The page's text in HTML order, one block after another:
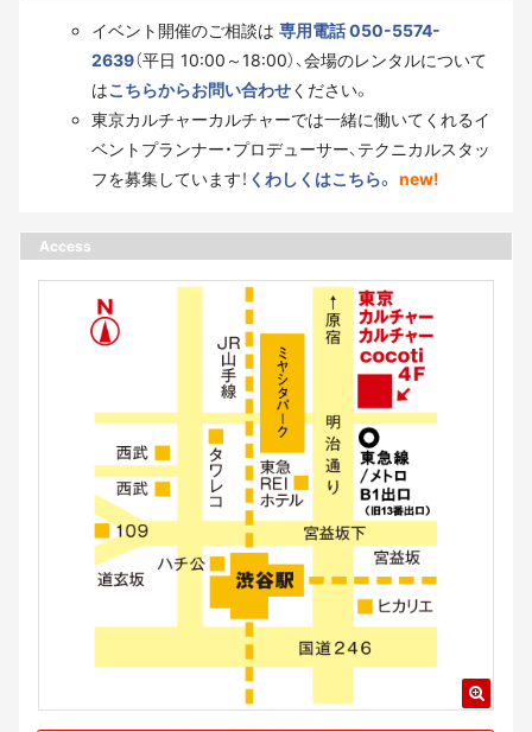
イベント開催のご相談は 専用電話 050-5574-
2639（平日 10:00～18:00）、会場のレンタルについて
はこちらからお問い合わせください。
東京カルチャーカルチャーでは一緒に働いてくれるイ
ベントプランナー・プロデューサー、テクニカルスタッ
フを募集しています！ くわしくはこちら。 new!
Access